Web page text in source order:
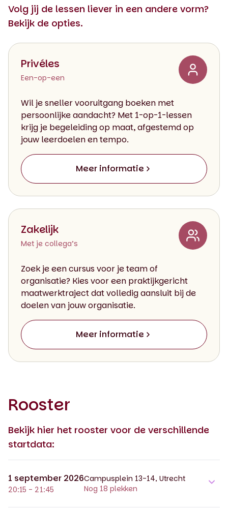
Volg jij de lessen liever in een andere vorm?
Bekijk de opties.
Privéles
Een-op-een
Wil je sneller vooruitgang boeken met
persoonlijke aandacht? Met 1-op-1-lessen
krijg je begeleiding op maat, afgestemd op
jouw leerdoelen en tempo.
Meer informatie
Zakelijk
Met je collega’s
Zoek je een cursus voor je team of
organisatie? Kies voor een praktijkgericht
maatwerktraject dat volledig aansluit bij de
doelen van jouw organisatie.
Meer informatie
Rooster
Bekijk hier het rooster voor de verschillende
startdata:
1 september 2026
20:15 - 21:45
Campusplein 13-14, Utrecht
Nog 18 plekken